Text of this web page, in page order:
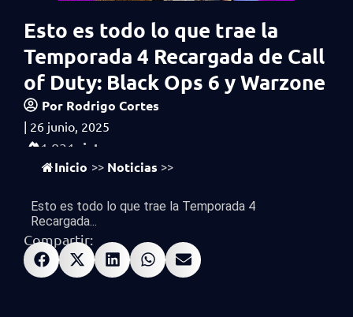
Esto es todo lo que trae la
Temporada 4 Recargada de Call
of Duty: Black Ops 6 y Warzone
Por Rodrigo Cortes
| 26 junio, 2025
1,831 vistas
Inicio >> Noticias >>
Esto es todo lo que trae la Temporada 4
Recargada...
Compartir: